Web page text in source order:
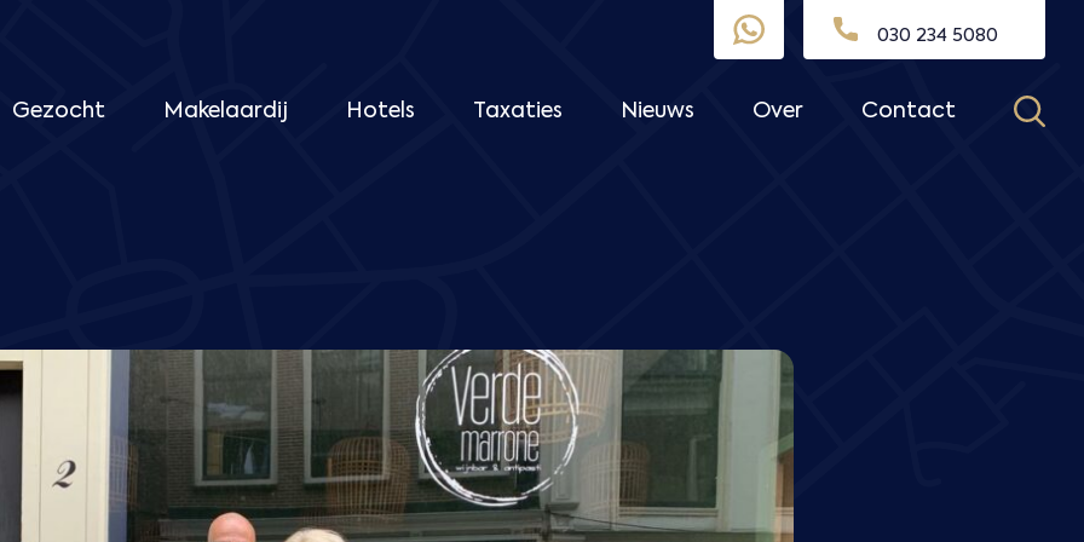
030 234 5080
Gezocht Makelaardij Hotels Taxaties Nieuws Over Contact